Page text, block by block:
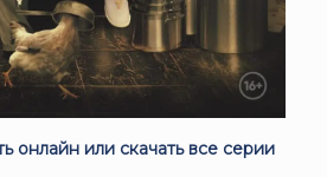
онлайн или скачать все серии